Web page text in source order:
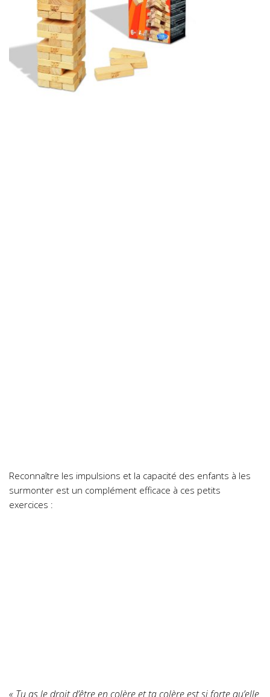
Reconnaître les impulsions et la capacité des enfants à les
surmonter est un complément efficace à ces petits
exercices :
« Tu as le droit d’être en colère et ta colère est si forte qu’elle